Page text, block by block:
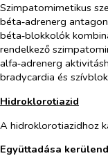
Szimpatomimetikus
béta‑adrenerg
béta‑blokkolók
rendelkező
alfa‑adrenerg
bradycardia és
Hidroklorotiazid
A hidroklorotiazidhoz
Együttadása